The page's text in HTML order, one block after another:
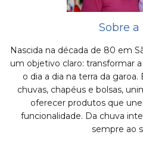
Sobre a
Nascida na década de 80 em
um objetivo claro: transformar
o dia a dia na terra da
chuvas, chapéus e bolsas,
oferecer produtos que
funcionalidade. Da chuva
sempre ao